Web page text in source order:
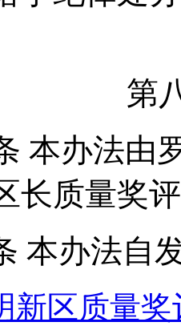
第
本办法由
长质量奖
本办法自
新区质量